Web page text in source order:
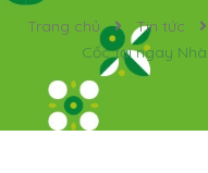
Trang chủ Tin tức
Cốc tại ngay